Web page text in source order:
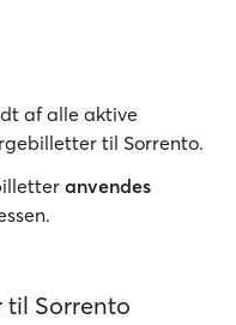
af alle aktive
til Sorrento.
anvendes
til Sorrento